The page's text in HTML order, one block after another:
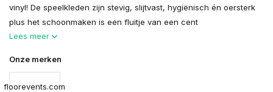
vinyl! De speelkleden zijn stevig, slijtvast, hygiënisch én oersterk
plus het schoonmaken is een fluitje van een cent
Lees meer
Onze merken
floorevents.com